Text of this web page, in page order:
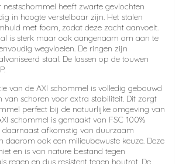
nestschommel heeft zwarte gevlochten
in hoogte verstelbaar zijn. Het stalen
met foam, zodat deze zacht aanvoelt.
is sterk maar ook aangenaam om aan te
wegvloeien. De ringen zijn
staal. De lassen op de touwen
van de AXI schommel is volledig gebouwd
van schoren voor extra stabiliteit. Dit zorgt
perfect bij de natuurlijke omgeving van
schommel is gemaakt van FSC 100%
daarnaast afkomstig van duurzaam
daarom ook een milieubewuste keuze. Deze
en is van nature bestand tegen
regen en dus resistent tegen houtrot. De